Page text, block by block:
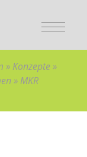
» Konzepte»
» MKR